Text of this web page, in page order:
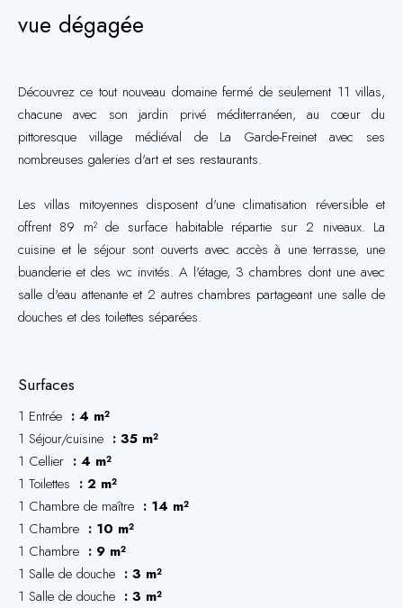
vue dégagée
Découvrez ce tout nouveau domaine fermé de seulement 11 villas,
chacune avec son jardin privé méditerranéen, au cœur du
pittoresque village médiéval de La Garde-Freinet avec ses
nombreuses galeries d'art et ses restaurants.
Les villas mitoyennes disposent d'une climatisation réversible et
offrent 89 m² de surface habitable répartie sur 2 niveaux. La
cuisine et le séjour sont ouverts avec accès à une terrasse, une
buanderie et des wc invités. A l'étage, 3 chambres dont une avec
salle d'eau attenante et 2 autres chambres partageant une salle de
douches et des toilettes séparées.
Surfaces
1 Entrée
4 m²
1 Séjour/cuisine
35 m²
1 Cellier
4 m²
1 Toilettes
2 m²
1 Chambre de maître
14 m²
1 Chambre
10 m²
1 Chambre
9 m²
1 Salle de douche
3 m²
1 Salle de douche
3 m²